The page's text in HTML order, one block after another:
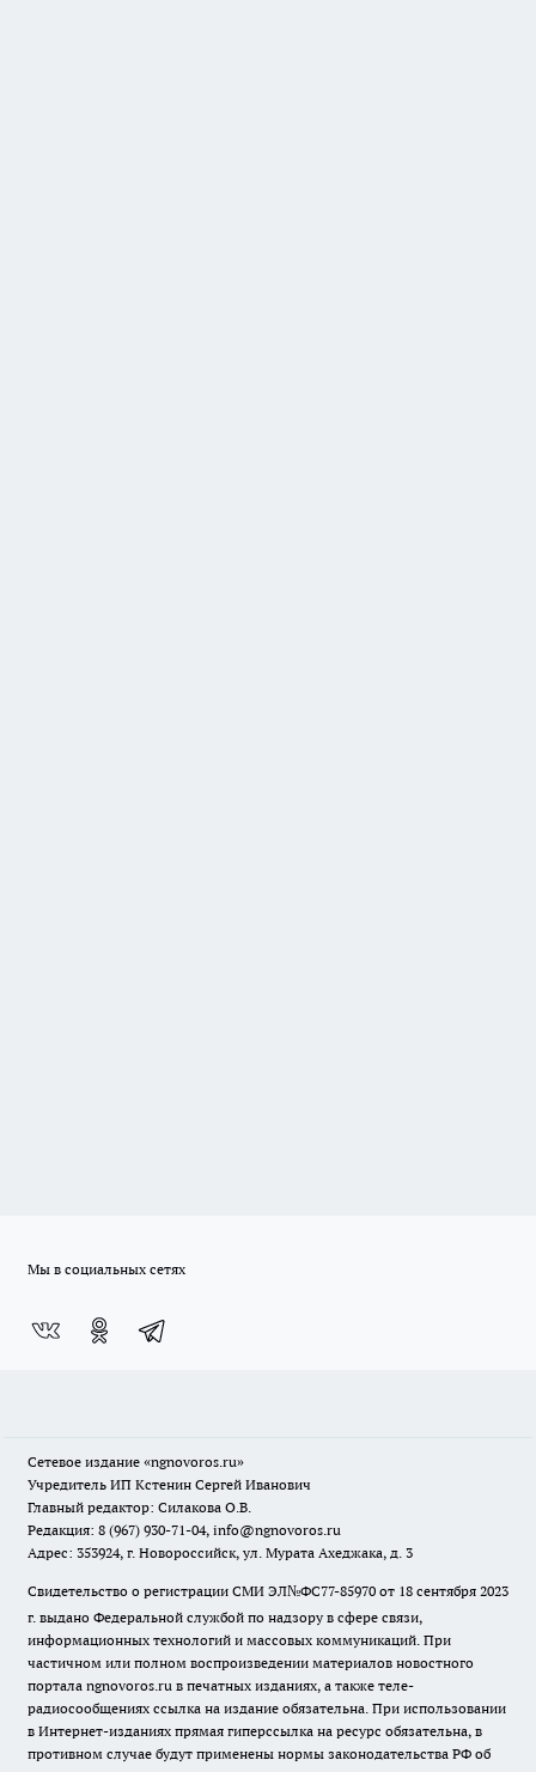
Мы в социальных сетях
Сетевое издание «ngnovoros.ru»
Учредитель ИП Кстенин Сергей Иванович
Главный редактор: Силакова О.В.
Редакция: 8 (967) 930-71-04, info@ngnovoros.ru
Адрес: 353924, г. Новороссийск, ул. Мурата Ахеджака, д. 3
Свидетельство о регистрации СМИ ЭЛ№ФС77-85970 от 18 сентября 2023
г. выдано Федеральной службой по надзору в сфере связи,
информационных технологий и массовых коммуникаций. При
частичном или полном воспроизведении материалов новостного
портала ngnovoros.ru в печатных изданиях, а также теле-
радиосообщениях ссылка на издание обязательна. При использовании
в Интернет-изданиях прямая гиперссылка на ресурс обязательна, в
противном случае будут применены нормы законодательства РФ об